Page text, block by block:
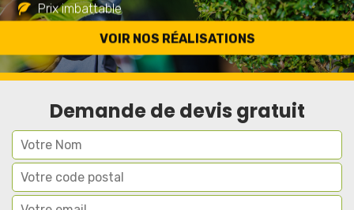
VOIR NOS RÉALISATIONS
Prix imbattable
Travail de qualité
Demande de devis gratuit